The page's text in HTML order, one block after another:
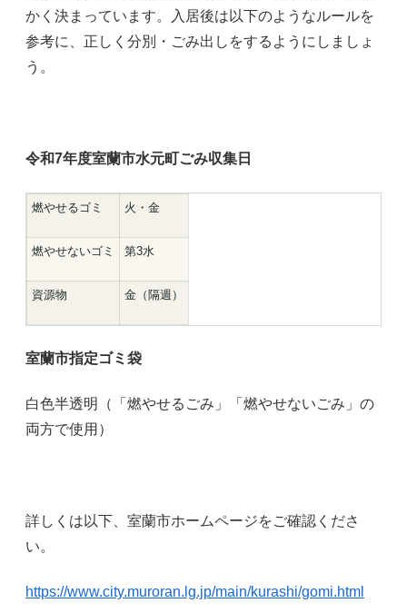
かく決まっています。入居後は以下のようなルールを
参考に、正しく分別・ごみ出しをするようにしましょ
う。
令和7年度室蘭市水元町ごみ収集日
燃やせるゴミ 火・金
燃やせないゴミ 第3水
資源物 金（隔週）
室蘭市指定ゴミ袋
白色半透明（「燃やせるごみ」「燃やせないごみ」の
両方で使用）
詳しくは以下、室蘭市ホームページをご確認くださ
い。
https://www.city.muroran.lg.jp/main/kurashi/gomi.html